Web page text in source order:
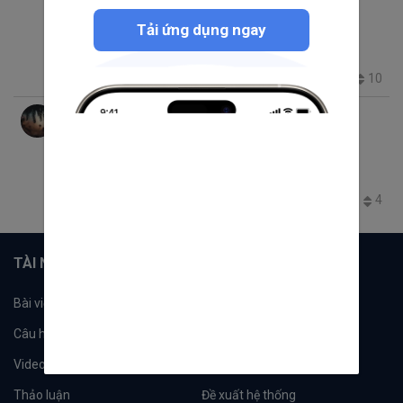
Trending thg 5 24, 2020 12:39 CH
[Hướng dẫn] Sử dụng Slack để… log error
10
MC Thuy thg 4 11, 2020 10:33 SA 7 phút đọc
4
TÀI NGUYÊN
Bài viết
Câu hỏi
Videos
Thảo luận Đề xuất hệ thống
Tải ứng dụng ngay